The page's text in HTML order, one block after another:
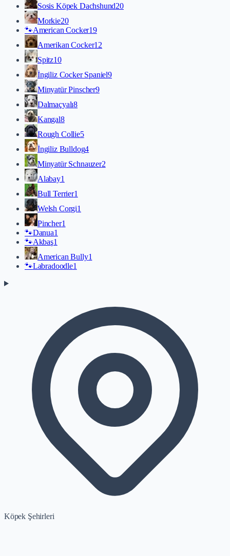
Sosis Köpek Dachshund20
Morkie20
🐾American Cocker19
Amerikan Cocker12
Spitz10
İngiliz Cocker Spaniel9
Minyatür Pinscher9
Dalmaçyalı8
Kangal8
Rough Collie5
İngiliz Bulldog4
Minyatür Schnauzer2
Alabay1
Bull Terrier1
Welsh Corgi1
Pincher1
🐾Danua1
🐾Akbaş1
American Bully1
🐾Labradoodle1
Köpek Şehirleri